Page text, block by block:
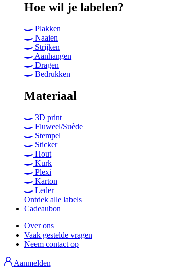
Hoe wil je labelen?
Plakken
Naaien
Strijken
Aanhangen
Dragen
Bedrukken
Materiaal
3D print
Fluweel/Suède
Stempel
Sticker
Hout
Kurk
Plexi
Karton
Leder
Ontdek alle labels
Cadeaubon
Secondary
Menu
Over ons
Vaak gestelde vragen
Neem contact op
Aanmelden